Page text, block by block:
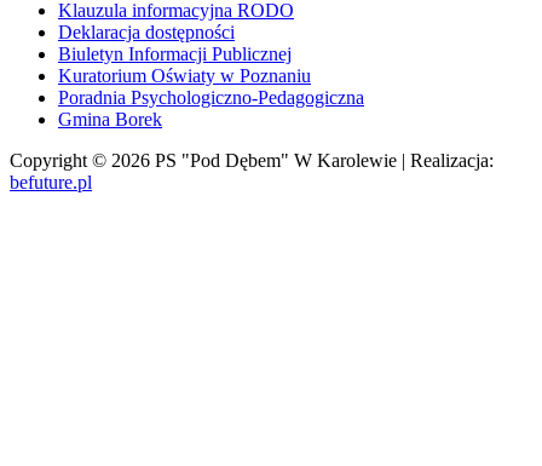
Klauzula informacyjna RODO
Deklaracja dostępności
Biuletyn Informacji Publicznej
Kuratorium Oświaty w Poznaniu
Poradnia Psychologiczno-Pedagogiczna
Gmina Borek
Copyright © 2026 PS "Pod Dębem" W Karolewie | Realizacja:
befuture.pl